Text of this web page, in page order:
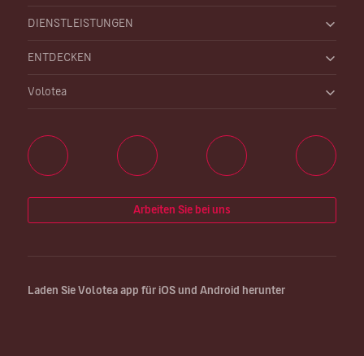
DIENSTLEISTUNGEN
ENTDECKEN
Volotea
Arbeiten Sie bei uns
Laden Sie Volotea app für iOS und Android herunter